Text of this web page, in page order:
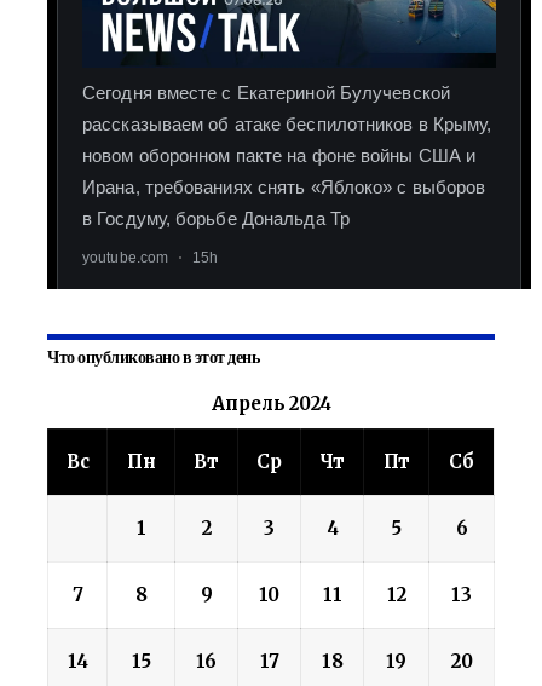
Что опубликовано в этот день
Апрель 2024
Вс Пн Вт Ср Чт Пт Сб
1 2 3 4 5 6
7 8 9 10 11 12 13
14 15 16 17 18 19 20